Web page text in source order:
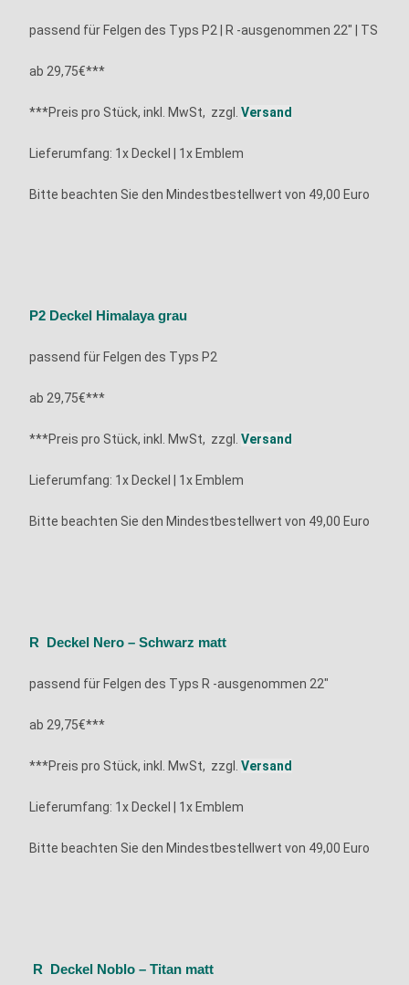
passend für Felgen des Typs P2 | R -ausgenommen 22″ | TS
ab 29,75€***
***Preis pro Stück, inkl. MwSt, zzgl.Versand
Lieferumfang: 1x Deckel | 1x Emblem
Bitte beachten Sie den Mindestbestellwert von 49,00 Euro
P2 Deckel Himalaya grau
passend für Felgen des Typs P2
ab 29,75€***
***Preis pro Stück, inkl. MwSt, zzgl.Versand
Lieferumfang: 1x Deckel | 1x Emblem
Bitte beachten Sie den Mindestbestellwert von 49,00 Euro
R Deckel Nero – Schwarz matt
passend für Felgen des Typs R -ausgenommen 22″
ab 29,75€***
***Preis pro Stück, inkl. MwSt, zzgl.Versand
Lieferumfang: 1x Deckel | 1x Emblem
Bitte beachten Sie den Mindestbestellwert von 49,00 Euro
R Deckel Noblo – Titan matt